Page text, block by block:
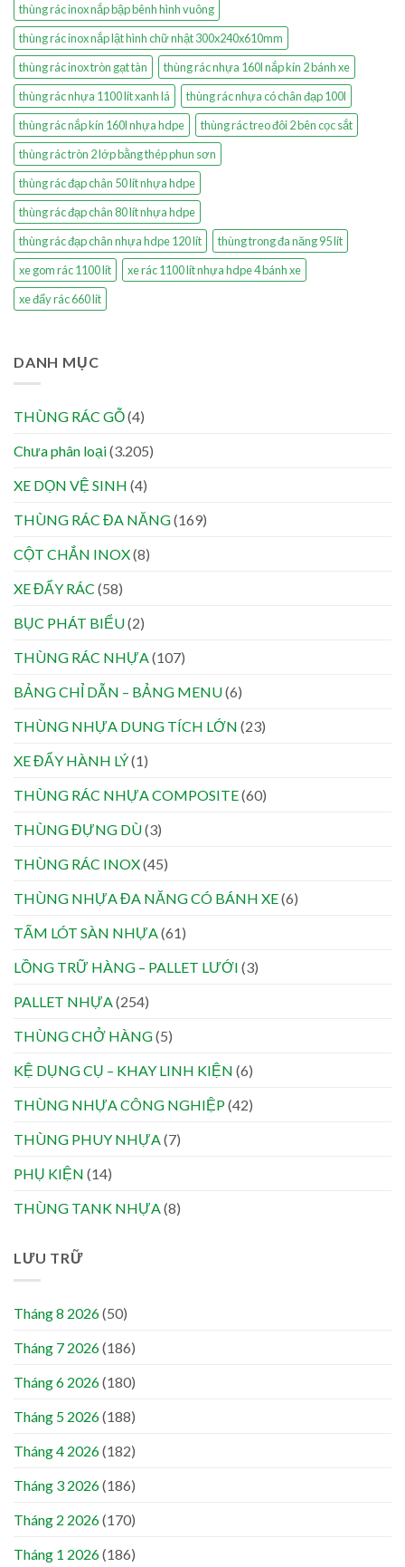
thùng rác inox nắp bập bênh hình vuông
thùng rác inox nắp lật hình chữ nhật 300x240x610mm
thùng rác inox tròn gạt tàn
thùng rác nhựa 160l nắp kín 2 bánh xe
thùng rác nhựa 1100 lít xanh lá
thùng rác nhựa có chân đạp 100l
thùng rác nắp kín 160l nhựa hdpe
thùng rác treo đôi 2 bên cọc sắt
thùng rác tròn 2 lớp bằng thép phun sơn
thùng rác đạp chân 50 lít nhựa hdpe
thùng rác đạp chân 80 lít nhựa hdpe
thùng rác đạp chân nhựa hdpe 120 lít
thùng trong đa năng 95 lít
xe gom rác 1100 lít
xe rác 1100 lít nhựa hdpe 4 bánh xe
xe đẩy rác 660 lít
DANH MỤC
THÙNG RÁC GỖ(4)
Chưa phân loại(3.205)
XE DỌN VỆ SINH (4)
THÙNG RÁC ĐA NĂNG(169)
CỘT CHẮN INOX(8)
XE ĐẨY RÁC (58)
BỤC PHÁT BIỂU(2)
THÙNG RÁC NHỰA(107)
BẢNG CHỈ DẪN – BẢNG MENU(6)
THÙNG NHỰA DUNG TÍCH LỚN (23)
XE ĐẨY HÀNH LÝ(1)
THÙNG RÁC NHỰA COMPOSITE(60)
THÙNG ĐỰNG DÙ(3)
THÙNG RÁC INOX(45)
THÙNG NHỰA ĐA NĂNG CÓ BÁNH XE(6)
TẤM LÓT SÀN NHỰA(61)
LỒNG TRỮ HÀNG – PALLET LƯỚI (3)
PALLET NHỰA(254)
THÙNG CHỞ HÀNG(5)
KỆ DỤNG CỤ – KHAY LINH KIỆN (6)
THÙNG NHỰA CÔNG NGHIỆP(42)
THÙNG PHUY NHỰA(7)
PHỤ KIỆN (14)
THÙNG TANK NHỰA(8)
LƯU TRỮ
Tháng 8 2026(50)
Tháng 7 2026(186)
Tháng 6 2026(180)
Tháng 5 2026(188)
Tháng 4 2026(182)
Tháng 3 2026(186)
Tháng 2 2026(170)
Tháng 1 2026(186)